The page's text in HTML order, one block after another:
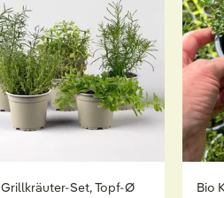
Set, Topf-Ø
Bio